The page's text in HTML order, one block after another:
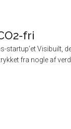
fri
Visibuilt,
fra nogle af